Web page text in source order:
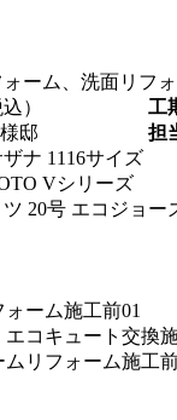
ーム、洗面リフ
） 工
邸 担
ナ 1116サイズ
Vシリーズ
20号 エコジョー